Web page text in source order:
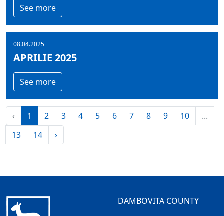
See more
08.04.2025
APRILIE 2025
See more
‹ 1 2 3 4 5 6 7 8 9 10
...
13
14 ›
DAMBOVITA COUNTY